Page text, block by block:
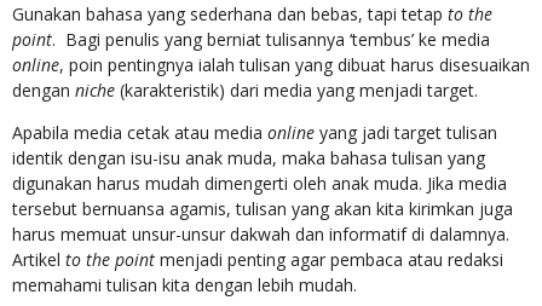
Gunakan bahasa yang sederhana dan bebas, tapi tetap to the
point. Bagi penulis yang berniat tulisannya ‘tembus’ ke media
online, poin pentingnya ialah tulisan yang dibuat harus disesuaikan
dengan niche (karakteristik) dari media yang menjadi target.
Apabila media cetak atau media online yang jadi target tulisan
identik dengan isu-isu anak muda, maka bahasa tulisan yang
digunakan harus mudah dimengerti oleh anak muda. Jika media
tersebut bernuansa agamis, tulisan yang akan kita kirimkan juga
harus memuat unsur-unsur dakwah dan informatif di dalamnya.
Artikel to the point menjadi penting agar pembaca atau redaksi
memahami tulisan kita dengan lebih mudah.